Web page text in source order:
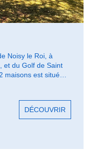
Noisy le Roi, à
et du Golf de Saint
maisons est situé
maison familiale
ainsi qu'un
aménageable; ce
: triple séjour de 79
et sa salle de bains;
DÉCOUVRIR